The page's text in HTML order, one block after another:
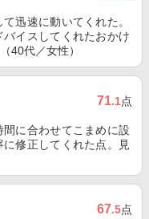
迅速に動いてくれた。
イスしてくれたおかけ
40代／女性）
71.1点
に合わせてこまめに設
修正してくれた点。見
67.5点